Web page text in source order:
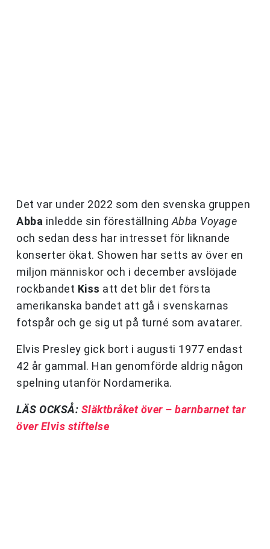
Det var under 2022 som den svenska gruppen
Abba inledde sin föreställning Abba Voyage
och sedan dess har intresset för liknande
konserter ökat. Showen har setts av över en
miljon människor och i december avslöjade
rockbandet Kiss att det blir det första
amerikanska bandet att gå i svenskarnas
fotspår och ge sig ut på turné som avatarer.
Elvis Presley gick bort i augusti 1977 endast
42 år gammal. Han genomförde aldrig någon
spelning utanför Nordamerika.
LÄS OCKSÅ: Släktbråket över – barnbarnet tar
över Elvis stiftelse